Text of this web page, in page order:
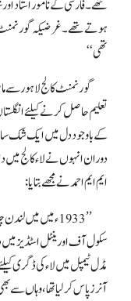
تھے۔ فارسی کے نامور استاد
ہوتے تھے۔ غرضیکہ گورنمنٹ
تھی‘‘
گورنمنٹ کالج لاہور سے
تعلیم حاصل کرنے کیلئے
کے باوجود دل میں ایک شک سا
دوران انہوں نے لاء کالج
ا یم ایم احمدنے مجھے بتایا:
’’1933ء میں میں
سکول آف اور ینٹل اسٹڈیز
مڈل ٹیمپل میں لاء کی ڈگری
آنرز پاس کرلیا تھا، وہاں سے